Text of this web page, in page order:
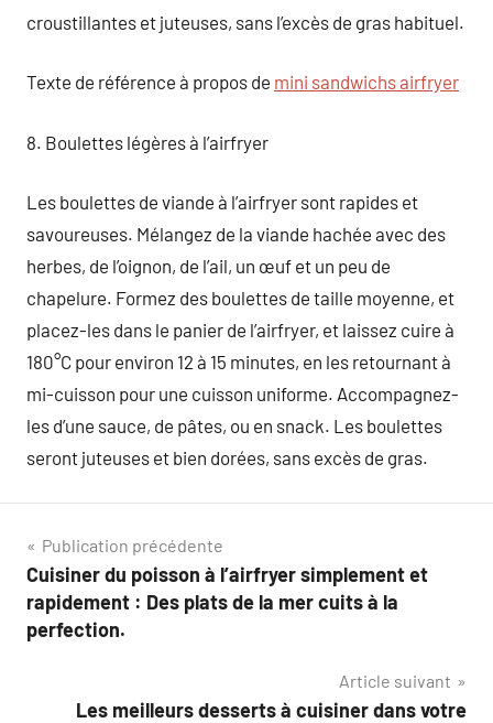
croustillantes et juteuses, sans l’excès de gras habituel.
Texte de référence à propos de mini sandwichs airfryer
8. Boulettes légères à l’airfryer
Les boulettes de viande à l’airfryer sont rapides et
savoureuses. Mélangez de la viande hachée avec des
herbes, de l’oignon, de l’ail, un œuf et un peu de
chapelure. Formez des boulettes de taille moyenne, et
placez-les dans le panier de l’airfryer, et laissez cuire à
180°C pour environ 12 à 15 minutes, en les retournant à
mi-cuisson pour une cuisson uniforme. Accompagnez-
les d’une sauce, de pâtes, ou en snack. Les boulettes
seront juteuses et bien dorées, sans excès de gras.
Navigation
de
l’article
Publication précédente
Cuisiner du poisson à l’airfryer simplement et
rapidement : Des plats de la mer cuits à la
perfection.
Article suivant
Les meilleurs desserts à cuisiner dans votre